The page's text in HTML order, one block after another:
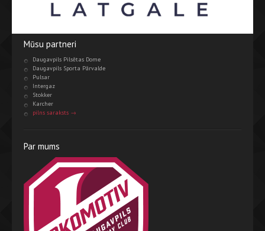
Mūsu partneri
Daugavpils Pilsētas Dome
Daugavpils Sporta Pārvalde
Pulsar
Intergaz
Stokker
Karcher
pilns saraksts →
Par mums